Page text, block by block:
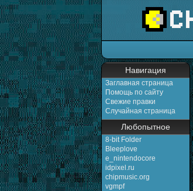
Навигация
Заглавная страница
Помощь по сайту
Свежие правки
Случайная страница
Любопытное
8-bit Folder
Bleeplove
e_nintendocore
idpixel.ru
chipmusic.org
vgmpf